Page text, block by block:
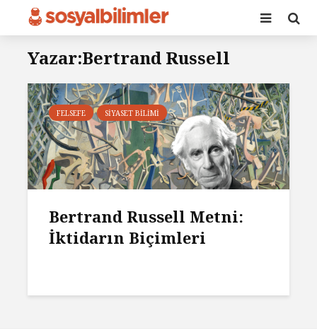
Yazar:Bertrand Russell
FELSEFE SIYASET BILIMI
Bertrand Russell Metni:
İktidarın Biçimleri